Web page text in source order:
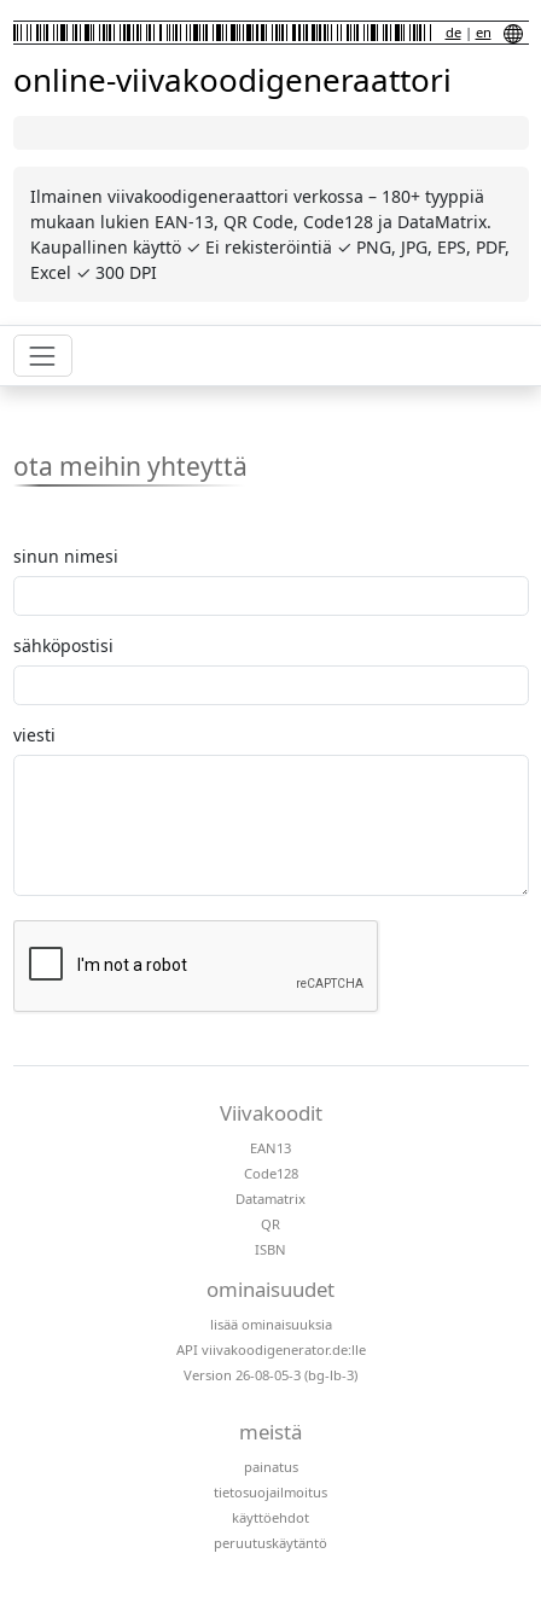
de| en
online-viivakoodigeneraattori
Ilmainen viivakoodigeneraattori verkossa – 180+ tyyppiä
mukaan lukien EAN-13, QR Code, Code128 ja DataMatrix.
Kaupallinen käyttö ✓ Ei rekisteröintiä ✓ PNG, JPG, EPS, PDF,
Excel ✓ 300 DPI
ota meihin yhteyttä
sinun nimesi
sähköpostisi
viesti
Viivakoodit
EAN13
Code128
Datamatrix
QR
ISBN
ominaisuudet
lisää ominaisuuksia
API viivakoodigenerator.de:lle
Version 26-08-05-3 (bg-lb-3)
meistä
painatus
tietosuojailmoitus
käyttöehdot
peruutuskäytäntö